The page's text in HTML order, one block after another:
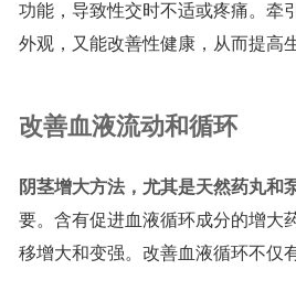
功能，导致性交时不适或疼痛。牵
外观，又能改善性健康，从而提高
改善血液流动和循环
阴茎增大方法，尤其是天然药丸和
要。含有促进血液循环成分的增大
移增大和变强。改善血液循环不仅